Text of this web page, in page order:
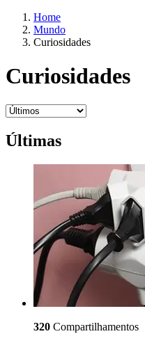
Home
Mundo
Curiosidades
Curiosidades
Últimas
320 Compartilhamentos